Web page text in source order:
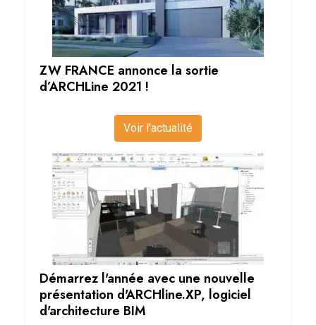
ZW FRANCE annonce la sortie
d’ARCHLine 2021 !
Voir l'actualité
Démarrez l'année avec une nouvelle
présentation d'ARCHline.XP, logiciel
d'architecture BIM